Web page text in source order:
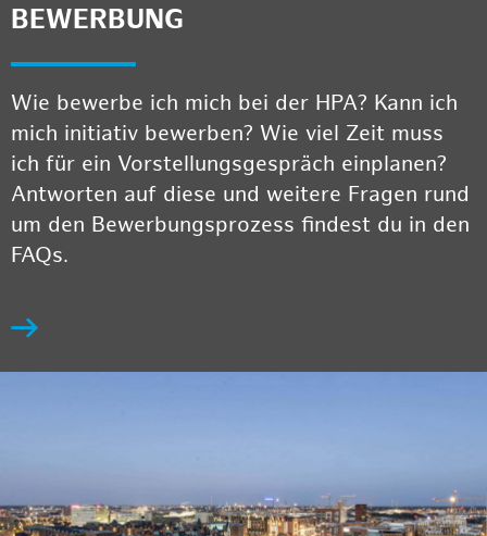
BEWERBUNG
Wie bewerbe ich mich bei der HPA? Kann ich
mich initiativ bewerben? Wie viel Zeit muss
ich für ein Vorstellungsgespräch einplanen?
Antworten auf diese und weitere Fragen rund
um den Bewerbungsprozess findest du in den
FAQs.